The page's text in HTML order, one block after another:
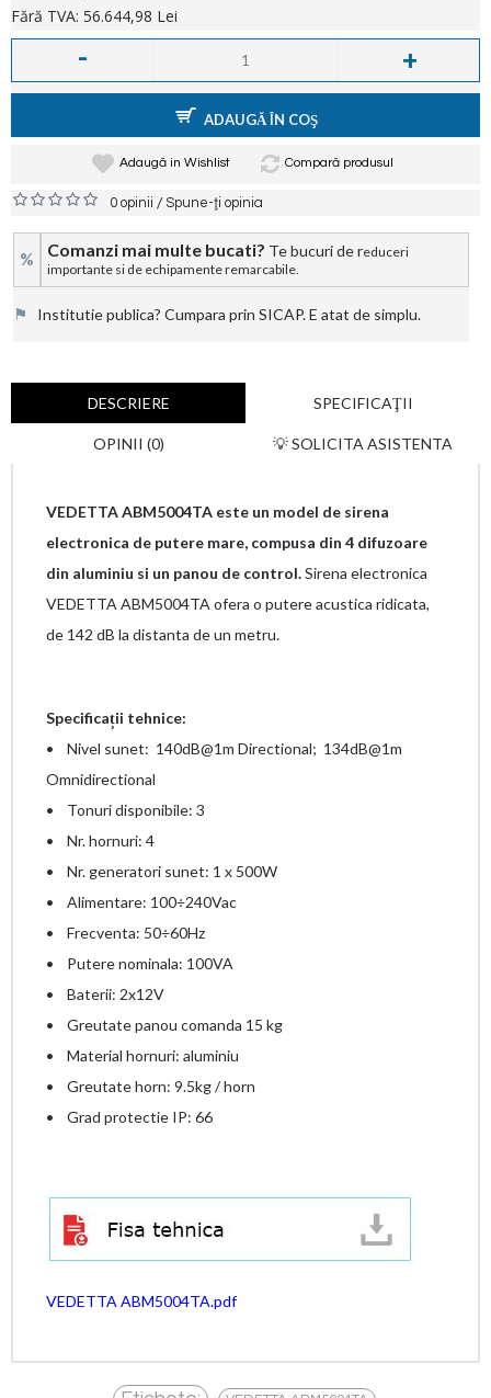
Fără TVA: 56.644,98 Lei
- +
ADAUGĂ ÎN COŞ
Adaugă in Wishlist Compară produsul
0 opinii /Spune-ţi opinia
% Comanzi mai multe bucati? Te bucuri de reduceri
importante si de echipamente remarcabile.
⚑ Institutie publica? Cumpara prin SICAP. E atat de simplu.
DESCRIERE SPECIFICAŢII
OPINII (0) 💡 SOLICITA ASISTENTA
VEDETTA ABM5004TA este un model de sirena
electronica de putere mare, compusa din 4 difuzoare
din aluminiu si un panou de control.Sirena electronica
VEDETTA ABM5004TA ofera o putere acustica ridicata,
de 142 dB la distanta de un metru.
Specificații tehnice:
• Nivel sunet: 140dB@1m Directional; 134dB@1m
Omnidirectional
• Tonuri disponibile: 3
• Nr. hornuri: 4
• Nr. generatori sunet: 1 x 500W
• Alimentare: 100÷240Vac
• Frecventa: 50÷60Hz
• Putere nominala: 100VA
• Baterii: 2x12V
• Greutate panou comanda 15 kg
• Material hornuri: aluminiu
• Greutate horn: 9.5kg / horn
• Grad protectie IP: 66
VEDETTA ABM5004TA.pdf